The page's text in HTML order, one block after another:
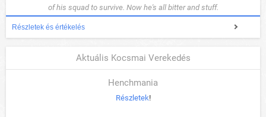
of his squad to survive. Now he's all bitter and stuff.
Részletek és értékelés
Aktuális Kocsmai Verekedés
Henchmania
Részletek!